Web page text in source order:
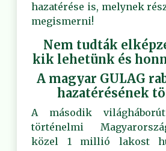
hazatérése is, melynek
megismerni!
Nem tudták
kik lehetünk és
A magyar GULAG
hazatérésének
A második
történelmi
közel 1 millió lakost